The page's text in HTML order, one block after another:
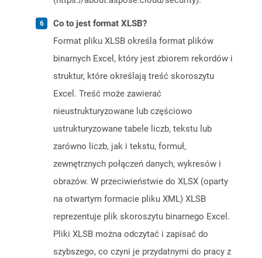
Co to jest format XLSB?
Format pliku XLSB określa format plików
binarnych Excel, który jest zbiorem rekordów i
struktur, które określają treść skoroszytu
Excel. Treść może zawierać
nieustrukturyzowane lub częściowo
ustrukturyzowane tabele liczb, tekstu lub
zarówno liczb, jak i tekstu, formuł,
zewnętrznych połączeń danych, wykresów i
obrazów. W przeciwieństwie do XLSX (oparty
na otwartym formacie pliku XML) XLSB
reprezentuje plik skoroszytu binarnego Excel.
Pliki XLSB można odczytać i zapisać do
szybszego, co czyni je przydatnymi do pracy z